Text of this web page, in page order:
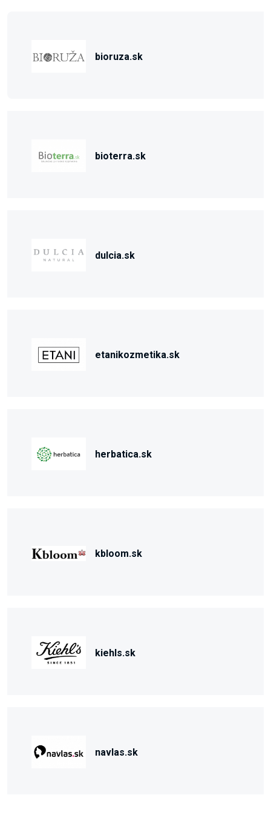
bioruza.sk
bioterra.sk
dulcia.sk
etanikozmetika.sk
herbatica.sk
kbloom.sk
kiehls.sk
navlas.sk